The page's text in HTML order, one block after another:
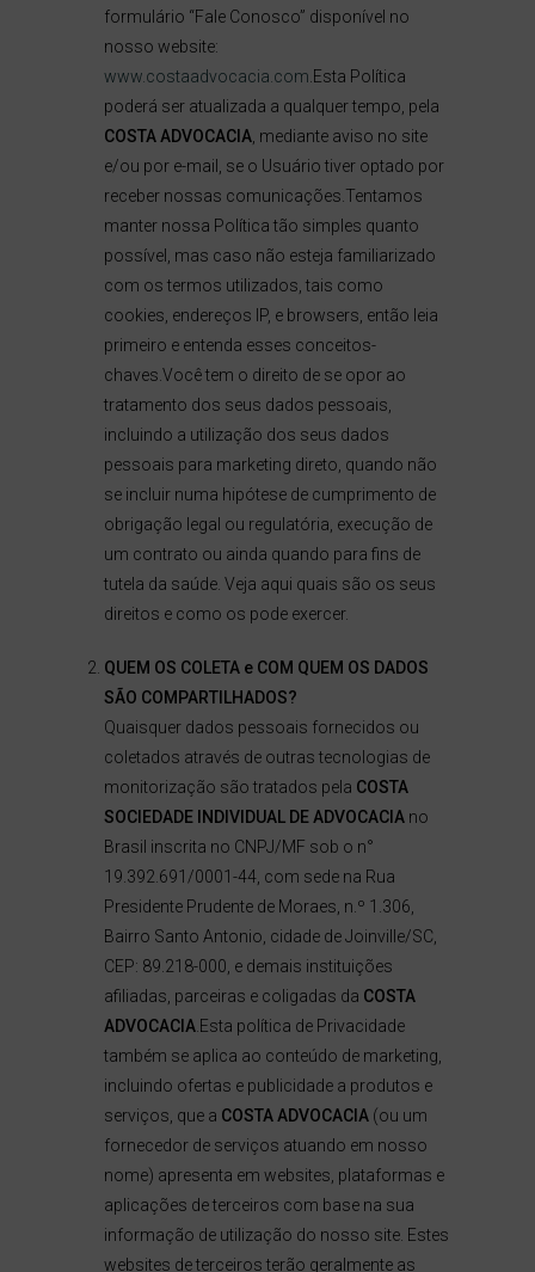
formulário “Fale Conosco” disponível no
nosso website:
www.costaadvocacia.com .Esta Política
poderá ser atualizada a qualquer tempo, pela
COSTA ADVOCACIA, mediante aviso no site
e/ou por e-mail, se o Usuário tiver optado por
receber nossas comunicações.Tentamos
manter nossa Política tão simples quanto
possível, mas caso não esteja familiarizado
com os termos utilizados, tais como
cookies, endereços IP, e browsers, então leia
primeiro e entenda esses conceitos-
chaves.Você tem o direito de se opor ao
tratamento dos seus dados pessoais,
incluindo a utilização dos seus dados
pessoais para marketing direto, quando não
se incluir numa hipótese de cumprimento de
obrigação legal ou regulatória, execução de
um contrato ou ainda quando para fins de
tutela da saúde. Veja aqui quais são os seus
direitos e como os pode exercer.
QUEM OS COLETA e COM QUEM OS DADOS
SÃO COMPARTILHADOS?
Quaisquer dados pessoais fornecidos ou
coletados através de outras tecnologias de
monitorização são tratados pela COSTA
SOCIEDADE INDIVIDUAL DE ADVOCACIAno
Brasil inscrita no CNPJ/MF sob o n°
19.392.691/0001-44, com sede na Rua
Presidente Prudente de Moraes, n.º 1.306,
Bairro Santo Antonio, cidade de Joinville/SC,
CEP: 89.218-000, e demais instituições
afiliadas, parceiras e coligadas da COSTA
ADVOCACIA.Esta política de Privacidade
também se aplica ao conteúdo de marketing,
incluindo ofertas e publicidade a produtos e
serviços, que a COSTA ADVOCACIA(ou um
fornecedor de serviços atuando em nosso
nome) apresenta em websites, plataformas e
aplicações de terceiros com base na sua
informação de utilização do nosso site. Estes
websites de terceiros terão geralmente as